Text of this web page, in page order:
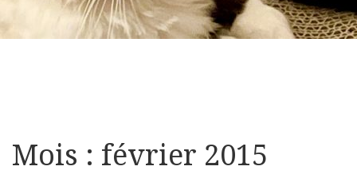
Mois : février 2015